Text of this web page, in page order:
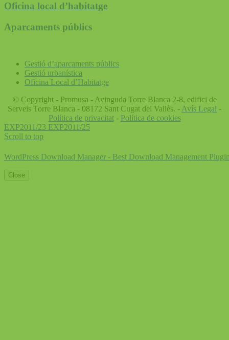
Oficina local d’habitatge
Aparcaments públics
Gestió d’aparcaments públics
Gestió urbanística
Oficina Local d’Habitatge
© Copyright - Promusa - Avinguda Torre Blanca 2-8, edifici de
Serveis Torre Blanca - 08172 Sant Cugat del Vallès. - Avís Legal -
Política de privacitat- Política de cookies
EXP2011/23 EXP2011/25
Scroll to top
WordPress Download Manager - Best Download Management
Close